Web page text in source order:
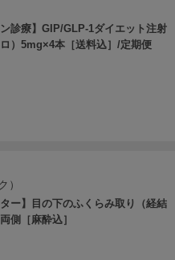
ン診療】GIP/GLP-1ダイエット注射
ロ）5mg×4本［送料込］/定期便
）
ター】目の下のふくらみ取り（経結
側［麻酔込］